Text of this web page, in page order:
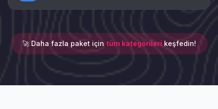
🚀 Daha fazla paket için tüm kategorilerikeşfedin!